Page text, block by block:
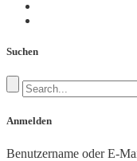
Suchen
Anmelden
Benutzername oder E-